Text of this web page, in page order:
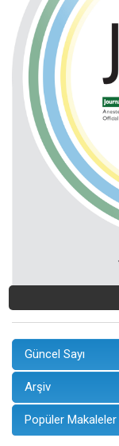
Güncel Sayı
Arşiv
Popüler Makaleler